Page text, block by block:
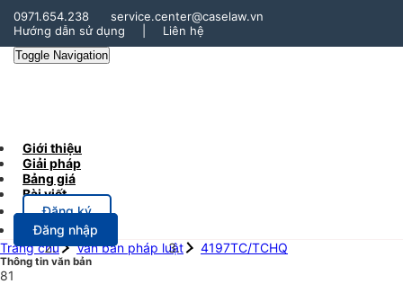
0971.654.238
service.center@caselaw.vn
Hướng dẫn sử dụng
Liên hệ
Toggle Navigation
Giới thiệu
Giải pháp
Bảng giá
Bài viết
Đăng ký
Đăng nhập
Trang chủ
Văn bản pháp luật 4197TC/TCHQ
Thông tin văn bản
81